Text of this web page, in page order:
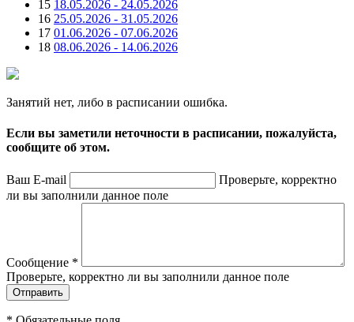
15 18.05.2026 - 24.05.2026
16 25.05.2026 - 31.05.2026
17 01.06.2026 - 07.06.2026
18 08.06.2026 - 14.06.2026
Занятий нет, либо в расписании ошибка.
Если вы заметили неточности в расписании, пожалуйста,
сообщите об этом.
Ваш E-mail
Проверьте, корректно
ли вы заполнили данное поле
Сообщение *
Проверьте, корректно ли вы заполнили данное поле